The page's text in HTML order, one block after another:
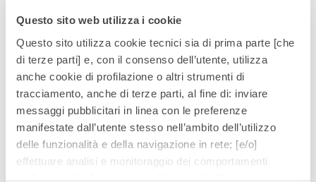
Questo sito web utilizza i cookie
Questo sito utilizza cookie tecnici sia di prima parte [che
di terze parti] e, con il consenso dell’utente, utilizza
anche cookie di profilazione o altri strumenti di
tracciamento, anche di terze parti, al fine di: inviare
messaggi pubblicitari in linea con le preferenze
manifestate dall’utente stesso nell’ambito dell’utilizzo
delle funzionalità e della navigazione in rete; [e/o]
effettuare analisi e monitoraggio dei comportamenti
Hai bisogno di
assistenza per il tuo
progetto? Contattaci
Contatti